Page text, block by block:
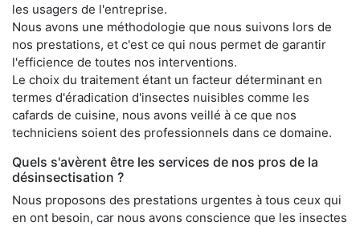
les usagers de l'entreprise.
Nous avons une méthodologie que nous suivons lors de
nos prestations, et c'est ce qui nous permet de garantir
l'efficience de toutes nos interventions.
Le choix du traitement étant un facteur déterminant en
termes d'éradication d'insectes nuisibles comme les
cafards de cuisine, nous avons veillé à ce que nos
techniciens soient des professionnels dans ce domaine.
Quels s'avèrent être les services de nos pros de la
désinsectisation ?
Nous proposons des prestations urgentes à tous ceux qui
en ont besoin, car nous avons conscience que les insectes